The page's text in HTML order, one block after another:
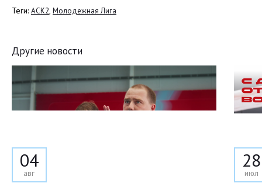
Теги: АСК2, Молодежная Лига
Другие новости
04
авг
28
июл